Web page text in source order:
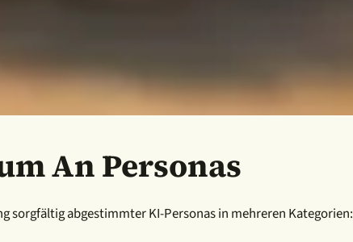
An Personas
sorgfältig abgestimmter KI-Personas in mehreren Kategorien: